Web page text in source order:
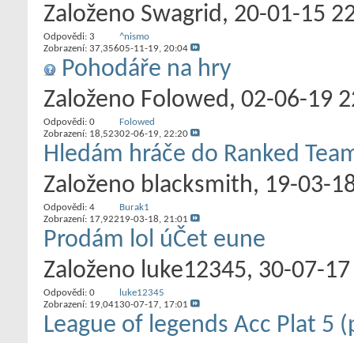
Založeno Swagrid‎, 20-01-15
Odpovědi: 3
Zobrazení: 37,356
^nismo
05-11-19, 20:04
Pohodáře na hry
Založeno Folowed‎, 02-06-19
Odpovědi: 0
Zobrazení: 18,523
Folowed
02-06-19, 22:20
Hledám hráče do Ranked
Založeno blacksmith‎, 19-03-
Odpovědi: 4
Zobrazení: 17,922
Burak1
19-03-18, 21:01
Prodám lol úČet eune
Založeno luke12345‎, 30-07-
Odpovědi: 0
Zobrazení: 19,041
luke12345
30-07-17, 17:01
League of legends Acc Plat 5